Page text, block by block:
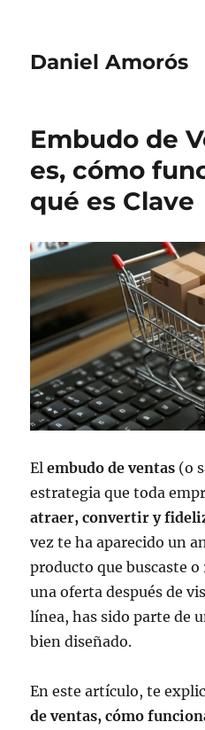
Daniel Amorós
Embudo de
es, cómo
qué es Clave
Elembudo de ventas (o
estrategia que toda
atraer, convertir y
vez te ha aparecido un
producto que buscaste
una oferta después de
línea, has sido parte de
bien diseñado.
En este artículo, te
de ventas, cómo